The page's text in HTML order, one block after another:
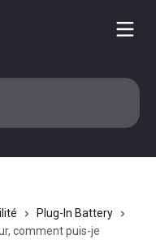
Plug-In Battery
comment puis-je